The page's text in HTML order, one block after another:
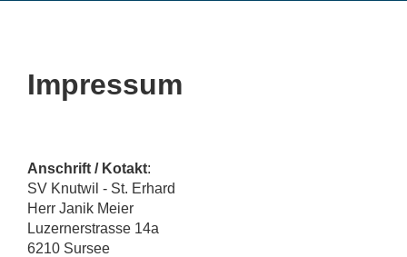
Impressum
Anschrift / Kotakt:
SV Knutwil - St. Erhard
Herr Janik Meier
Luzernerstrasse 14a
6210 Sursee